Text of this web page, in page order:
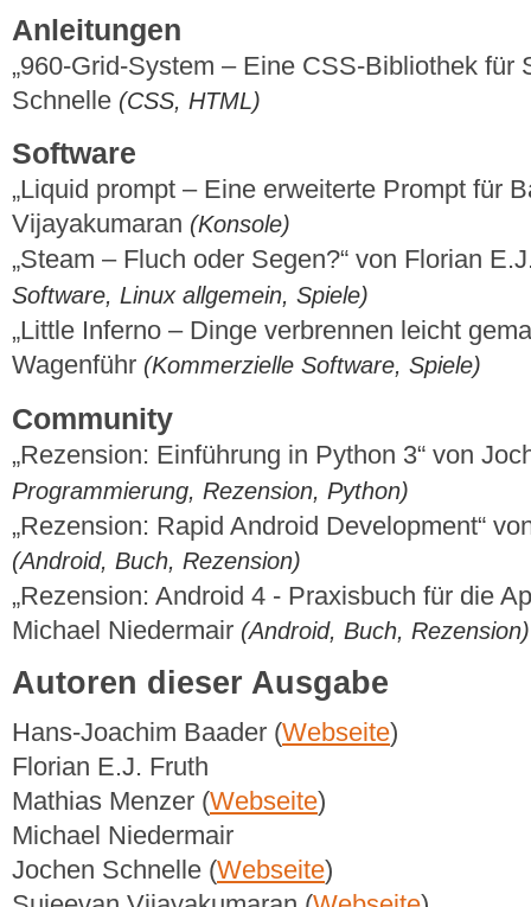
Anleitungen
„960-Grid-System – Eine CSS-Bibliothek für
Schnelle (CSS, HTML)
Software
„Liquid prompt – Eine erweiterte Prompt für
Vijayakumaran (Konsole)
„Steam – Fluch oder Segen?“ von Florian
Software, Linux allgemein, Spiele)
„Little Inferno – Dinge verbrennen leicht
Wagenführ (Kommerzielle Software, Spiele)
Community
„Rezension: Einführung in Python 3“ von
Programmierung, Rezension, Python)
„Rezension: Rapid Android Development“
(Android, Buch, Rezension)
„Rezension: Android 4 - Praxisbuch für die
Michael Niedermair (Android, Buch, Rezension)
Autoren dieser Ausgabe
Hans-Joachim Baader (Webseite)
Florian E.J. Fruth
Mathias Menzer (Webseite)
Michael Niedermair
Jochen Schnelle (Webseite)